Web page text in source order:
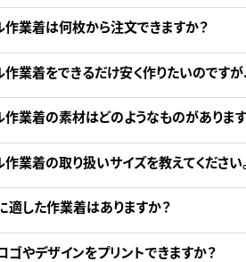
作業着は何枚から注文できますか？
作業着をできるだけ安く作りたいのです
作業着の素材はどのようなものがありま
業着の取り扱いサイズを教えてください
適した作業着はありますか？
やデザインをプリントできますか？